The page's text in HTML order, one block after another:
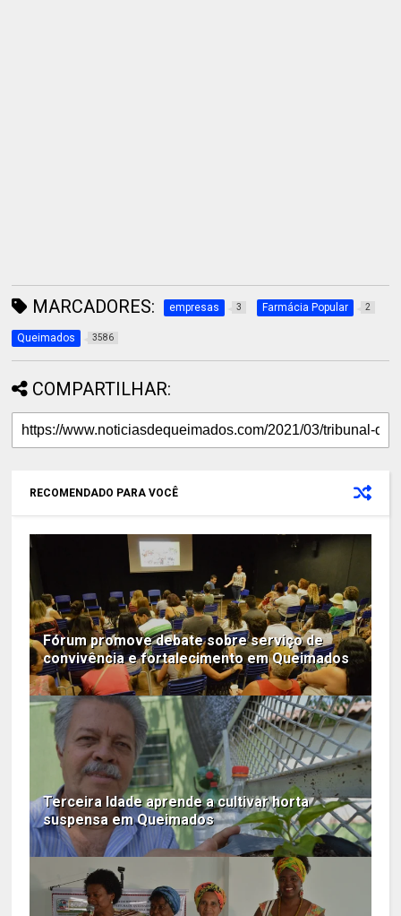
MARCADORES: empresas 3 Farmácia Popular 2
Queimados 3586
COMPARTILHAR:
RECOMENDADO PARA VOCÊ
Fórum promove debate sobre serviço de
convivência e fortalecimento em Queimados
Terceira Idade aprende a cultivar horta
suspensa em Queimados